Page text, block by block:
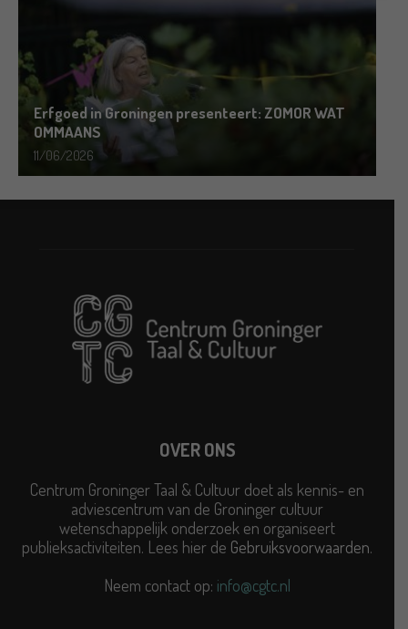
Erfgoed in Groningen presenteert: ZOMOR WAT
OMMAANS
11/06/2026
OVER ONS
Centrum Groninger Taal & Cultuur doet als kennis- en
adviescentrum van de Groninger cultuur
wetenschappelijk onderzoek en organiseert
publieksactiviteiten. Lees hier de Gebruiksvoorwaarden.
Neem contact op: info@cgtc.nl